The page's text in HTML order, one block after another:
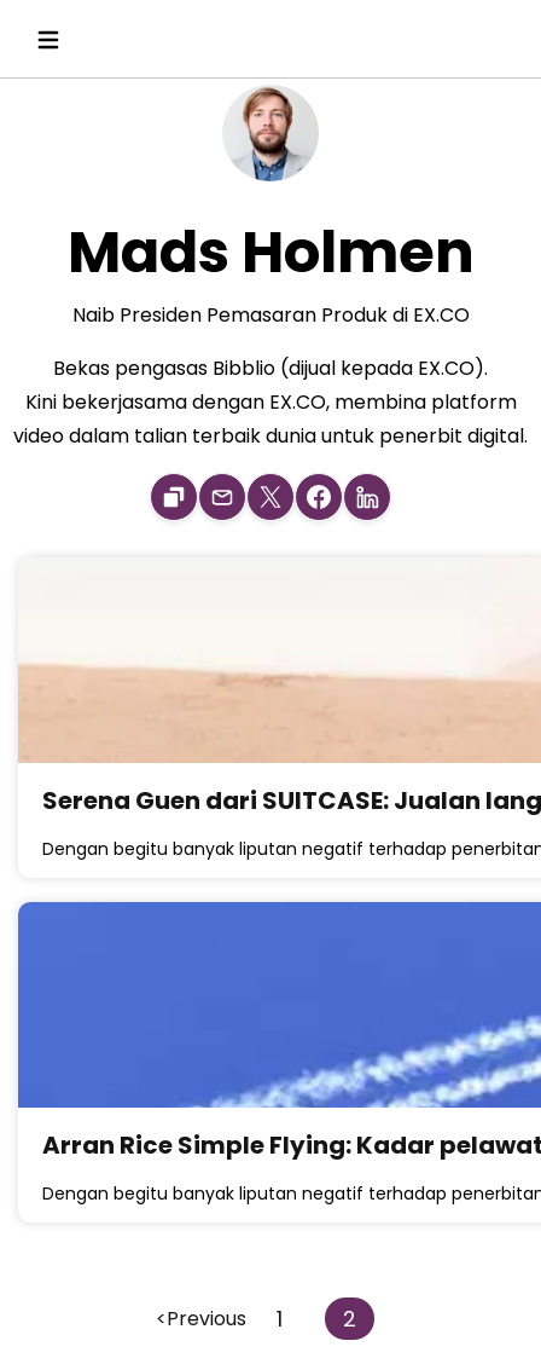
Mads Holmen
Naib Presiden Pemasaran Produk di EX.CO
Bekas pengasas Bibblio (dijual kepada EX.CO).
Kini bekerjasama dengan EX.CO, membina platform
video dalam talian terbaik dunia untuk penerbit digital.
Serena Guen dari SUITCASE: Jualan
Dengan begitu banyak liputan negatif terhadap
Arran Rice Simple Flying: Kadar
Dengan begitu banyak liputan negatif terhadap
<Previous 1 2